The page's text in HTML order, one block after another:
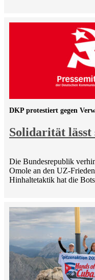
Solidarität
DKP protestiert gegen
Die Bundesrepublik
Omole an den UZ-
Hinhaltetaktik hat die